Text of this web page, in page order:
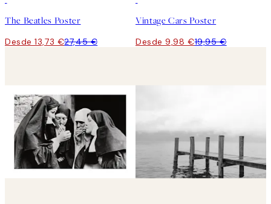
The Beatles Poster
Desde 13,73 €27,45 €
Vintage Cars Poster
Desde 9,98 €19,95 €